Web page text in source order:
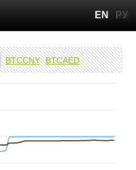
EN РУ
BTCCNY BTCAED